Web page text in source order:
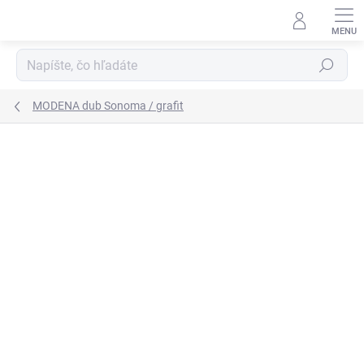
Hľadať
MODENA dub Sonoma / grafit